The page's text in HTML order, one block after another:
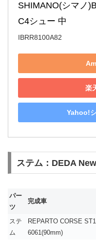
SHIMANO(シマノ
C4シュー 中
IBRR8100A82
楽
Yahoo!
ステム：DEDA
パー
ツ
完成車
ステ
ム
REPARTO CORSE
6061(90mm)